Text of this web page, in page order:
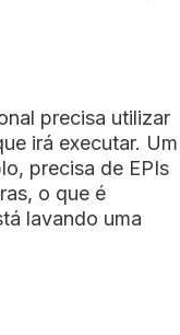
precisa utilizar
irá executar. Um
precisa de EPIs
o que é
lavando uma